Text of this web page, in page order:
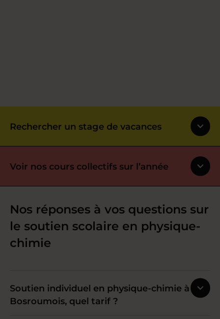
Rechercher un stage de vacances
Voir nos cours collectifs sur l’année
Nos réponses à vos questions sur
le soutien scolaire en physique-
chimie
Soutien individuel en physique-chimie à
Bosroumois, quel tarif ?